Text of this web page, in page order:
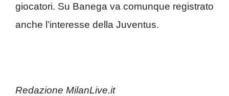
giocatori. Su Banega va comunque registrato
anche l’interesse della Juventus.
Redazione MilanLive.it